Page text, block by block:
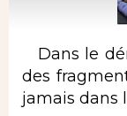
Dans le
des
jamais dans